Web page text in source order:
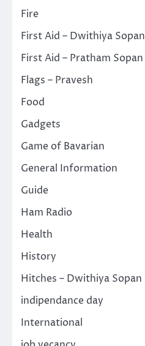
Fire
First Aid – Dwithiya Sopan
First Aid – Pratham Sopan
Flags – Pravesh
Food
Gadgets
Game of Bavarian
General Information
Guide
Ham Radio
Health
History
Hitches – Dwithiya Sopan
indipendance day
International